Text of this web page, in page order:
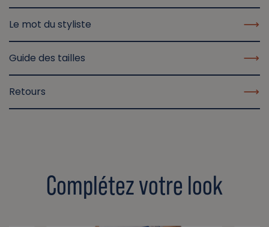
Le mot du styliste
Guide des tailles
Retours
Complétez votre look